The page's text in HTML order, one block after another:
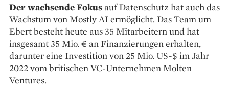
Der wachsende Fokus auf Datenschutz hat auch das
Wachstum von Mostly AI ermöglicht. Das Team um
Ebert besteht heute aus 35 Mitarbeitern und hat
insgesamt 35 Mio. € an Finanzierungen erhalten,
darunter eine Investition von 25 Mio. US-$ im Jahr
2022 vom britischen VC-Unternehmen Molten
Ventures.